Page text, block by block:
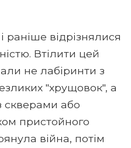
раніше відрізнялися
Втілити цей
не лабіринти з
"хрущовок", а
скверами або
пристойного
війна, потім